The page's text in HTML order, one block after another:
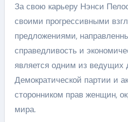
За свою карьеру Нэнси
своими прогрессивными
предложениями,
справедливость и
является одним из ведущих
Демократической партии и
сторонником прав женщин,
мира.